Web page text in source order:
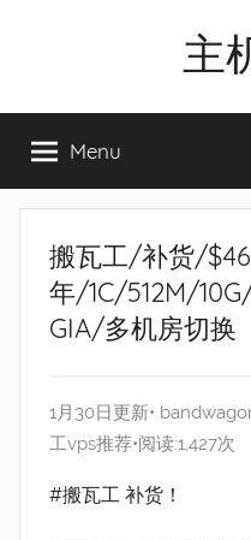
主
工|BandwagonHost
VPS|Vps|
主
Menu
搬瓦工/补货/
年/1C/512M/
GIA/多机房切换
1月30日更新•
工vps推荐•阅读:1,427次
#搬瓦工 补货！